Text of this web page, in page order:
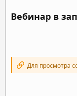
Вебинар в
Для просмотра